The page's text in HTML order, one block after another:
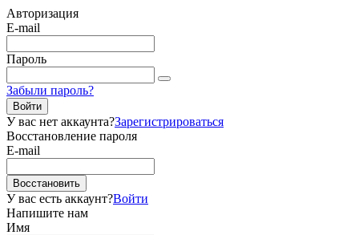
Авторизация
E-mail
Пароль
Забыли пароль?
Войти
У вас нет аккаунта?Зарегистрироваться
Восстановление пароля
E-mail
Восстановить
У вас есть аккаунт?Войти
Напишите нам
Имя